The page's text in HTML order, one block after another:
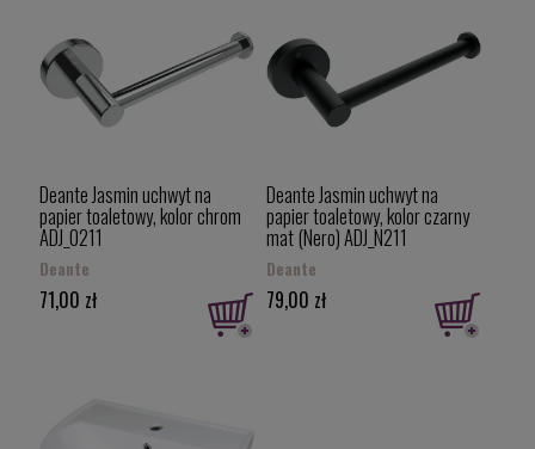
Deante Jasmin uchwyt na
papier toaletowy, kolor chrom
ADJ_0211
Deante
71,00 zł
Deante Jasmin uchwyt na
papier toaletowy, kolor czarny
mat (Nero) ADJ_N211
Deante
79,00 zł